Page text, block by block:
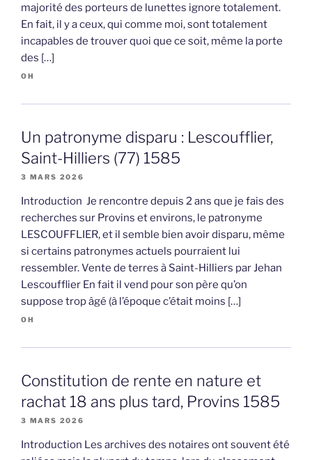
majorité des porteurs de lunettes ignore totalement.
En fait, il y a ceux, qui comme moi, sont totalement
incapables de trouver quoi que ce soit, même la porte
des […]
OH
Un patronyme disparu : Lescoufflier,
Saint-Hilliers (77) 1585
3 MARS 2026
Introduction Je rencontre depuis 2 ans que je fais des
recherches sur Provins et environs, le patronyme
LESCOUFFLIER, et il semble bien avoir disparu, même
si certains patronymes actuels pourraient lui
ressembler. Vente de terres à Saint-Hilliers par Jehan
Lescoufflier En fait il vend pour son père qu’on
suppose trop âgé (à l’époque c’était moins […]
OH
Constitution de rente en nature et
rachat 18 ans plus tard, Provins 1585
3 MARS 2026
Introduction Les archives des notaires ont souvent été